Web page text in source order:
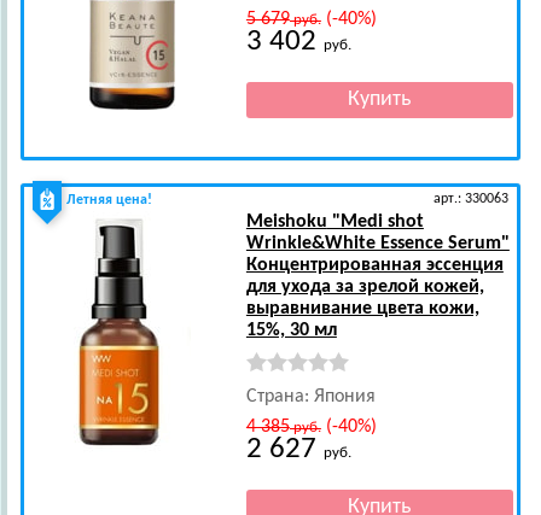
5 679руб.(-40%)
3 402 руб.
Летняя цена! арт.: 330063
Meishoku "Medi shot
Wrinkle&White Essence Serum"
Концентрированная эссенция
для ухода за зрелой кожей,
выравнивание цвета кожи,
15%, 30 мл
Страна: Япония
4 385руб.(-40%)
2 627 руб.